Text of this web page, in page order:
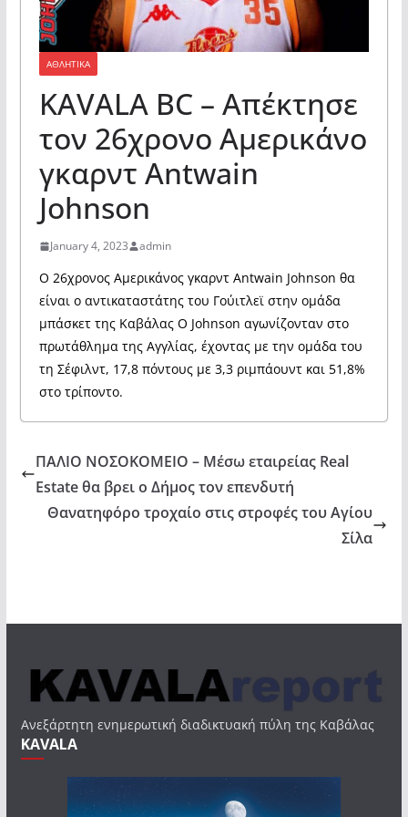
ΑΘΛΗΤΙΚΑ
KAVALA BC – Απέκτησε
τον 26χρονο Αμερικάνο
γκαρντ Antwain
Johnson
January 4, 2023 admin
Ο 26χρονος Αμερικάνος γκαρντ Antwain Johnson θα
είναι ο αντικαταστάτης του Γούιτλεϊ στην ομάδα
μπάσκετ της Καβάλας Ο Johnson αγωνίζονταν στο
πρωτάθλημα της Αγγλίας, έχοντας με την ομάδα του
τη Σέφιλντ, 17,8 πόντους με 3,3 ριμπάουντ και 51,8%
στο τρίποντο.
ΠΑΛΙΟ ΝΟΣΟΚΟΜΕΙΟ – Μέσω εταιρείας Real
Estate θα βρει ο Δήμος τον επενδυτή
Θανατηφόρο τροχαίο στις στροφές του Αγίου
Σίλα
Ανεξάρτητη ενημερωτική διαδικτυακή πύλη της Καβάλας
KAVALA